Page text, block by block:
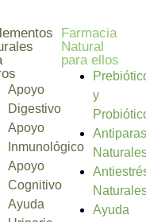
Apoyo
Digestivo
Apoyo
Inmunológico
Apoyo
Cognitivo
Ayuda
Farmacia
Natural
para ellos
y
Ayuda